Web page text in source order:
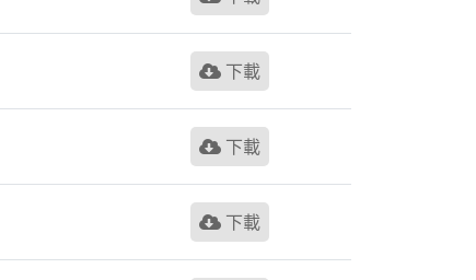
下載
下載
下載